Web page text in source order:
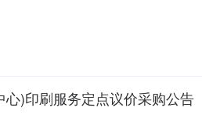
卫生服务中心(佛山市南海区桂城街
)印刷服务定点议价采购公告